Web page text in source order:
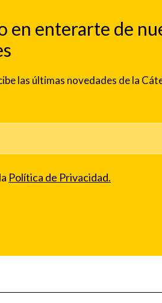
en enterarte de
las últimas novedades de la
Política de Privacidad.